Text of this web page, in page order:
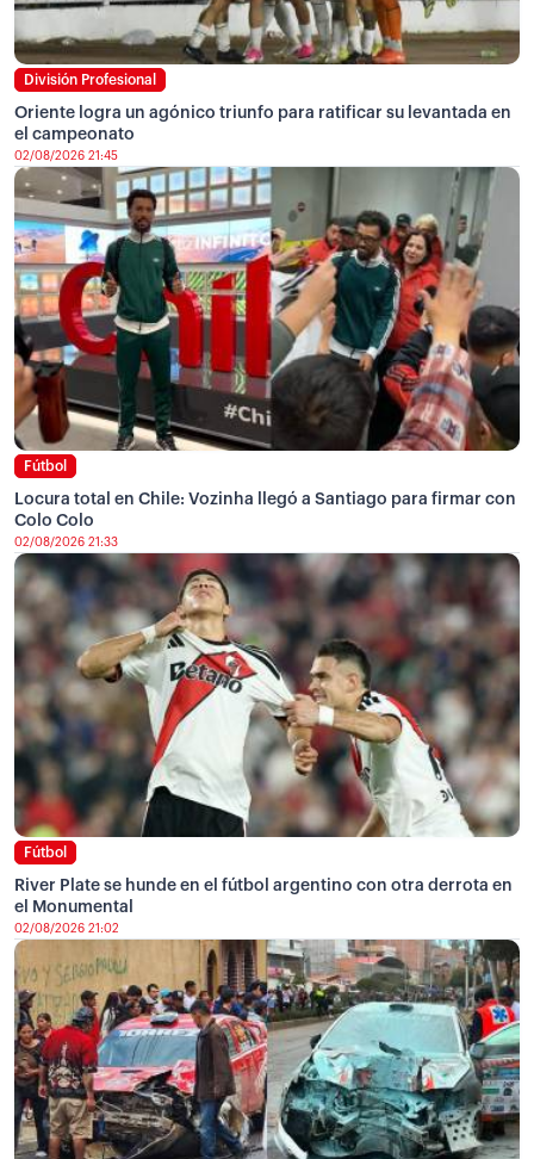
División Profesional
Oriente logra un agónico triunfo para ratificar su levantada en
el campeonato
02/08/2026 21:45
Fútbol
Locura total en Chile: Vozinha llegó a Santiago para firmar con
Colo Colo
02/08/2026 21:33
Fútbol
River Plate se hunde en el fútbol argentino con otra derrota en
el Monumental
02/08/2026 21:02